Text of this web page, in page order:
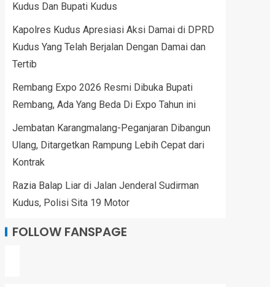
Kudus Dan Bupati Kudus
Kapolres Kudus Apresiasi Aksi Damai di DPRD
Kudus Yang Telah Berjalan Dengan Damai dan
Tertib
Rembang Expo 2026 Resmi Dibuka Bupati
Rembang, Ada Yang Beda Di Expo Tahun ini
Jembatan Karangmalang-Peganjaran Dibangun
Ulang, Ditargetkan Rampung Lebih Cepat dari
Kontrak
Razia Balap Liar di Jalan Jenderal Sudirman
Kudus, Polisi Sita 19 Motor
FOLLOW FANSPAGE